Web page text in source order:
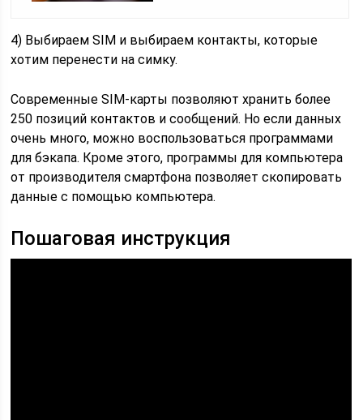
4) Выбираем SIM и выбираем контакты, которые
хотим перенести на симку.
Современные SIM-карты позволяют хранить более
250 позиций контактов и сообщений. Но если данных
очень много, можно воспользоваться программами
для бэкапа. Кроме этого, программы для компьютера
от производителя смартфона позволяет скопировать
данные с помощью компьютера.
Пошаговая инструкция